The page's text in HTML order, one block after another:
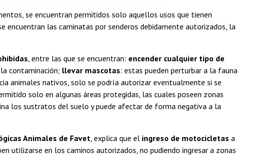
se encuentran permitidos solo aquellos usos que tienen
encuentran las caminatas por senderos debidamente autorizados, la
, entre las que se encuentran: encender cualquier tipo de
contaminación; llevar mascotas: estas pueden perturbar a la fauna
animales nativos, solo se podría autorizar eventualmente si se
solo en algunas áreas protegidas, las cuales poseen zonas
los sustratos del suelo y puede afectar de forma negativa a la
Animales de Favet , explica que el ingreso de motocicletas a
utilizarse en los caminos autorizados, no pudiendo ingresar a zonas